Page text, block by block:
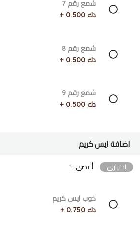
شمع رقم 7
دك 0.500 +
شمع رقم 8
دك 0.500 +
شمع رقم 9
دك 0.500 +
اضافة ايس كريم
إختياري أقصى: 1
كوب ايس كريم
دك 0.750 +